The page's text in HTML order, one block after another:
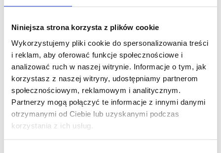
Niniejsza strona korzysta z plików cookie
Wykorzystujemy pliki cookie do spersonalizowania treści
i reklam, aby oferować funkcje społecznościowe i
analizować ruch w naszej witrynie. Informacje o tym, jak
korzystasz z naszej witryny, udostępniamy partnerom
społecznościowym, reklamowym i analitycznym.
Partnerzy mogą połączyć te informacje z innymi danymi
otrzymanymi od Ciebie lub uzyskanymi podczas
korzystania z ich usług.